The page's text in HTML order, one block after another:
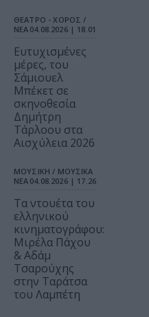
ΘΕΑΤΡΟ - ΧΟΡΟΣ /
ΝΕΑ 04.08.2026 | 18.01
Ευτυχισμένες
μέρες, του
Σάμιουελ
Μπέκετ σε
σκηνοθεσία
Δημήτρη
Τάρλοου στα
Αισχύλεια 2026
ΜΟΥΣΙΚΗ / ΜΟΥΣΙΚΑ
ΝΕΑ 04.08.2026 | 17.26
Τα ντουέτα του
ελληνικού
κινηματογράφου:
Μιρέλα Πάχου
& Αδάμ
Τσαρούχης
στην Ταράτσα
του Λαμπέτη